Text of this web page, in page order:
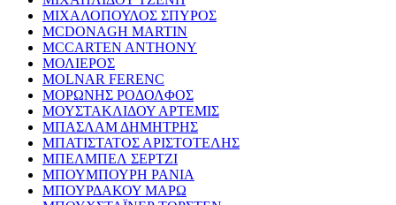
ΜΙΧΑΛΟΠΟΥΛΟΣ ΣΠΥΡΟΣ
MCDONAGH MARTIN
MCCARTEN ANTHONY
ΜΟΛΙΕΡΟΣ
MOLNAR FERENC
ΜΟΡΩΝΗΣ ΡΟΔΟΛΦΟΣ
ΜΟΥΣΤΑΚΛΙΔΟΥ ΑΡΤΕΜΙΣ
ΜΠΑΣΛΑΜ ΔΗΜΗΤΡΗΣ
ΜΠΑΤΙΣΤΑΤΟΣ ΑΡΙΣΤΟΤΕΛΗΣ
ΜΠΕΛΜΠΕΛ ΣΕΡΤΖΙ
ΜΠΟΥΜΠΟΥΡΗ ΡΑΝΙΑ
ΜΠΟΥΡΔΑΚΟΥ ΜΑΡΩ